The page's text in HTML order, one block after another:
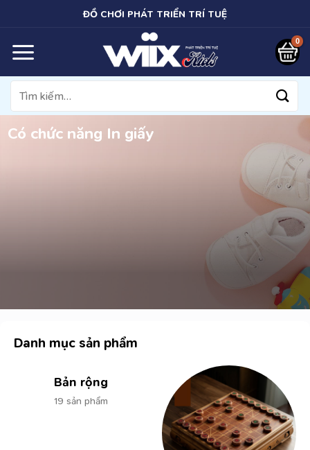
nội
dung
ĐỒ CHƠI PHÁT TRIỂN TRÍ TUỆ
Tìm
kiếm:
Có chức năng In giấy
Danh mục sản phẩm
Bản rộng
19 sản phẩm